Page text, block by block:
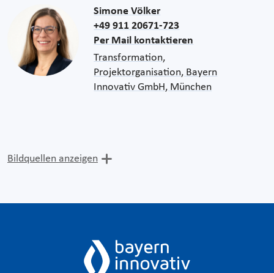
Simone Völker
+49 911 20671-723
Per Mail kontaktieren
Transformation,
Projektorganisation, Bayern
Innovativ GmbH, München
Bildquellen anzeigen